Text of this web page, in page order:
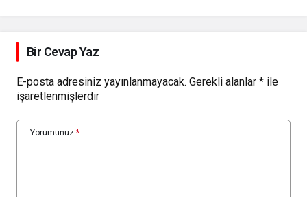
Bir Cevap Yaz
E-posta adresiniz yayınlanmayacak. Gerekli alanlar * ile
işaretlenmişlerdir
Yorumunuz *